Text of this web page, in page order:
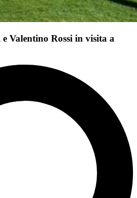
Valentino Rossi in visita a